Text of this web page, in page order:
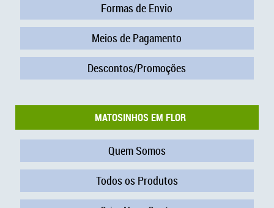
Formas de Envio
Meios de Pagamento
Descontos/Promoções
MATOSINHOS EM FLOR
Quem Somos
Todos os Produtos